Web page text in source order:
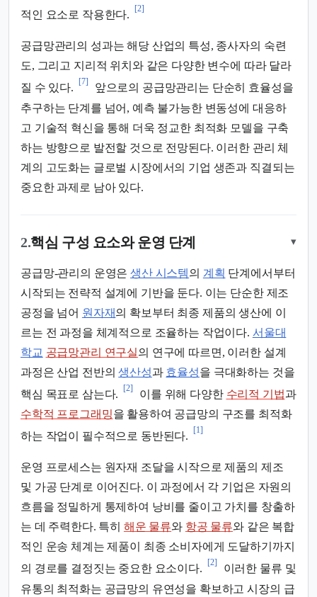
적인 요소로 작용한다.
[2]
공급망관리의 성과는 해당 산업의 특성, 종사자의 숙련
도, 그리고 지리적 위치와 같은 다양한 변수에 따라 달라
질 수 있다.
[7]
앞으로의 공급망관리는 단순히 효율성을
추구하는 단계를 넘어, 예측 불가능한 변동성에 대응하
고 기술적 혁신을 통해 더욱 정교한 최적화 모델을 구축
하는 방향으로 발전할 것으로 전망된다. 이러한 관리 체
계의 고도화는 글로벌 시장에서의 기업 생존과 직결되는
중요한 과제로 남아 있다.
2.핵심 구성 요소와 운영 단계 ▾
공급망-관리의 운영은생산 시스템의 계획 단계에서부터
시작되는 전략적 설계에 기반을 둔다. 이는 단순한 제조
공정을 넘어 원자재의 확보부터 최종 제품의 생산에 이
르는 전 과정을 체계적으로 조율하는 작업이다. 서울대
학교 공급망관리 연구실의 연구에 따르면, 이러한 설계
과정은 산업 전반의생산성과 효율성을 극대화하는 것을
핵심 목표로 삼는다.
[2]
이를 위해 다양한 수리적 기법과
수학적 프로그래밍을 활용하여 공급망의 구조를 최적화
하는 작업이 필수적으로 동반된다.
[1]
운영 프로세스는 원자재 조달을 시작으로 제품의 제조
및 가공 단계로 이어진다. 이 과정에서 각 기업은 자원의
흐름을 정밀하게 통제하여 낭비를 줄이고 가치를 창출하
는 데 주력한다. 특히 해운 물류와 항공 물류와 같은 복합
적인 운송 체계는 제품이 최종 소비자에게 도달하기까지
의 경로를 결정짓는 중요한 요소이다.
[2]
이러한 물류 및
유통의 최적화는 공급망의 유연성을 확보하고 시장의 급